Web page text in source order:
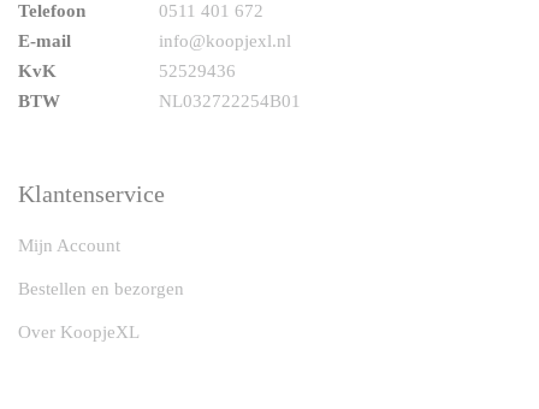
Telefoon
0511 401 672
E-mail
info@koopjexl.nl
KvK
52529436
BTW
NL032722254B01
Klantenservice
Mijn Account
Bestellen en bezorgen
Over KoopjeXL